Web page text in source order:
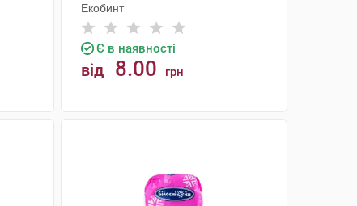
Екобинт
Є в наявності
від 8.00 грн